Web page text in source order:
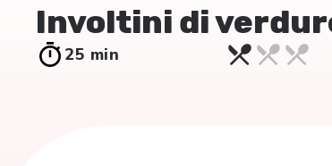
Involtini di
25 min